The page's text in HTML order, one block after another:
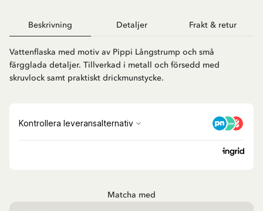
Beskrivning Detaljer Frakt & retur
Vattenflaska med motiv av Pippi Långstrump och små
färgglada detaljer. Tillverkad i metall och försedd med
skruvlock samt praktiskt drickmunstycke.
Matcha med